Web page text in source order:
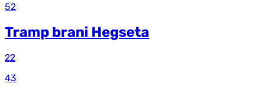
52
Tramp brani Hegseta
22
43